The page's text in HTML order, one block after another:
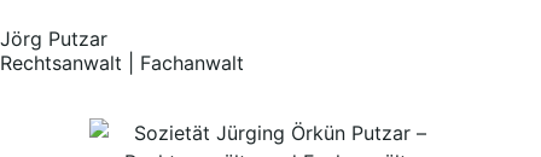
Jörg Putzar
Rechtsanwalt | Fachanwalt